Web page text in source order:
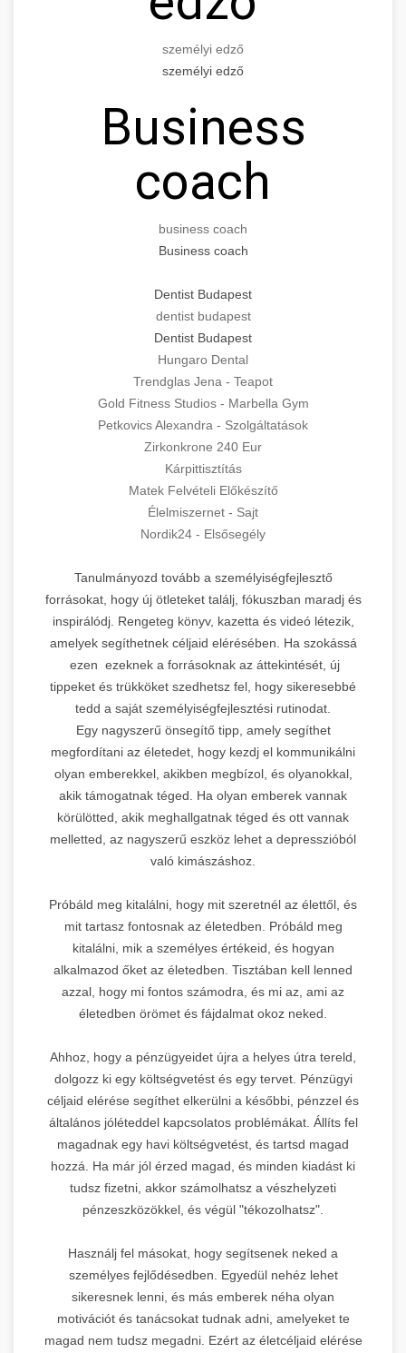
személyi edző
személyi edző
Business
coach
business coach
Business coach
Dentist Budapest
dentist budapest
Dentist Budapest
Hungaro Dental
Trendglas Jena - Teapot
Gold Fitness Studios - Marbella Gym
Petkovics Alexandra - Szolgáltatások
Zirkonkrone 240 Eur
Kárpittisztítás
Matek Felvételi Előkészítő
Élelmiszernet - Sajt
Nordik24 - Elsősegély
Tanulmányozd tovább a személyiségfejlesztő
forrásokat, hogy új ötleteket találj, fókuszban maradj és
inspirálódj. Rengeteg könyv, kazetta és videó létezik,
amelyek segíthetnek céljaid elérésében. Ha szokássá
ezen ezeknek a forrásoknak az áttekintését, új
tippeket és trükköket szedhetsz fel, hogy sikeresebbé
tedd a saját személyiségfejlesztési rutinodat.
Egy nagyszerű önsegítő tipp, amely segíthet
megfordítani az életedet, hogy kezdj el kommunikálni
olyan emberekkel, akikben megbízol, és olyanokkal,
akik támogatnak téged. Ha olyan emberek vannak
körülötted, akik meghallgatnak téged és ott vannak
melletted, az nagyszerű eszköz lehet a depresszióból
való kimászáshoz.
Próbáld meg kitalálni, hogy mit szeretnél az élettől, és
mit tartasz fontosnak az életedben. Próbáld meg
kitalálni, mik a személyes értékeid, és hogyan
alkalmazod őket az életedben. Tisztában kell lenned
azzal, hogy mi fontos számodra, és mi az, ami az
életedben örömet és fájdalmat okoz neked.
Ahhoz, hogy a pénzügyeidet újra a helyes útra tereld,
dolgozz ki egy költségvetést és egy tervet. Pénzügyi
céljaid elérése segíthet elkerülni a későbbi, pénzzel és
általános jóléteddel kapcsolatos problémákat. Állíts fel
magadnak egy havi költségvetést, és tartsd magad
hozzá. Ha már jól érzed magad, és minden kiadást ki
tudsz fizetni, akkor számolhatsz a vészhelyzeti
pénzeszközökkel, és végül "tékozolhatsz".
Használj fel másokat, hogy segítsenek neked a
személyes fejlődésedben. Egyedül nehéz lehet
sikeresnek lenni, és más emberek néha olyan
motivációt és tanácsokat tudnak adni, amelyeket te
magad nem tudsz megadni. Ezért az életcéljaid elérése